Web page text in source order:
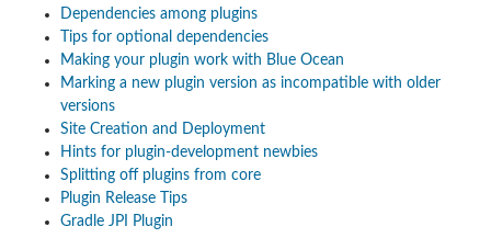
Dependencies among plugins
Tips for optional dependencies
Making your plugin work with Blue Ocean
Marking a new plugin version as incompatible with older
versions
Site Creation and Deployment
Hints for plugin-development newbies
Splitting off plugins from core
Plugin Release Tips
Gradle JPI Plugin